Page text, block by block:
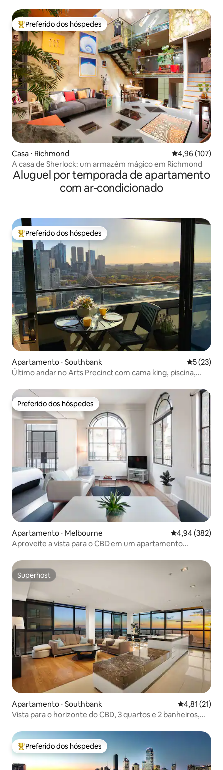
Entre os melhores preferidos dos hóspedes
Preferido dos hóspedes
Casa ⋅ Richmond 4,96 de uma
4,96 (107)
A casa de Sherlock: um armazém mágico em Richmond
Aluguel por temporada de apartamento
com ar-condicionado
Entre os melhores preferidos dos hóspedes
Preferido dos hóspedes
Apartamento ⋅ Southbank 5 de uma
5 (23)
Último andar no Arts Precinct com cama king, piscina,
Preferido dos hóspedes
Preferido dos hóspedes
Apartamento ⋅ Melbourne 4,94 de uma
4,94 (382)
Aproveite a vista para o CBD em um apartamento
Superhost
Superhost
Apartamento ⋅ Southbank 4,81 de uma
4,81 (21)
Vista para o horizonte do CBD, 3 quartos e 2 banheiros,
Entre os melhores preferidos dos hóspedes
Preferido dos hóspedes